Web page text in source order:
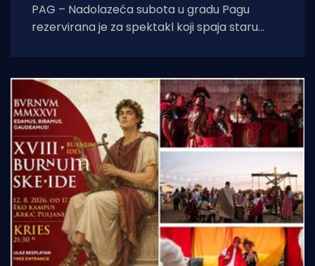
PAG – Nadolazeća subota u gradu Pagu
rezervirana je za spektakl koji spaja staru